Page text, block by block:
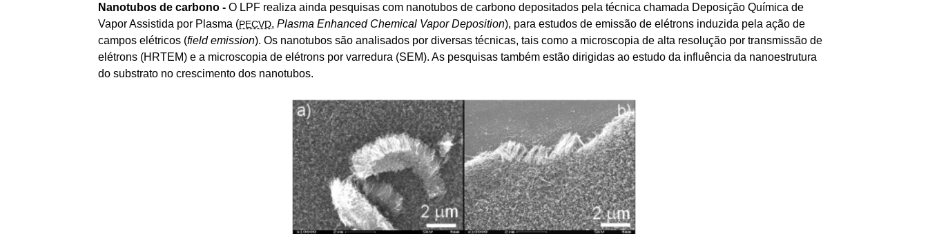
Nanotubos de carbono - O LPF realiza ainda pesquisas com nanotubos de carbono depositados pela técnica chamada Deposição Química de
Vapor Assistida por Plasma (PECVD, Plasma Enhanced Chemical Vapor Deposition), para estudos de emissão de elétrons induzida pela ação de
campos elétricos (field emission). Os nanotubos são analisados por diversas técnicas, tais como a microscopia de alta resolução por transmissão de
elétrons (HRTEM) e a microscopia de elétrons por varredura (SEM). As pesquisas também estão dirigidas ao estudo da influência da nanoestrutura
do substrato no crescimento dos nanotubos.